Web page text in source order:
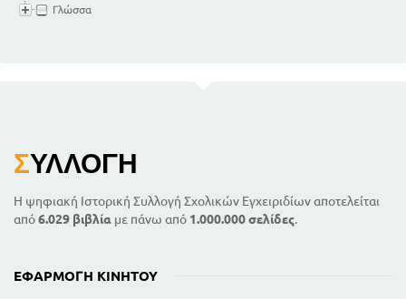
Γλώσσα
ΣΥΛΛΟΓΉ
Η ψηφιακή Ιστορική Συλλογή Σχολικών Εγχειριδίων αποτελείται
από6.029 βιβλία με πάνω από 1.000.000 σελίδες.
ΕΦΑΡΜΟΓΉ ΚΙΝΗΤΟΎ